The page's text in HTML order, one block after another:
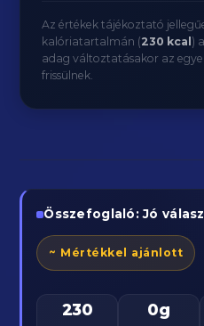
Az értékek tájékoztató
kalóriatartalmán (230 kcal )
adag változtatásakor az
frissülnek.
Összefoglaló: Jó
~ Mértékkel ajánlott
230 0g